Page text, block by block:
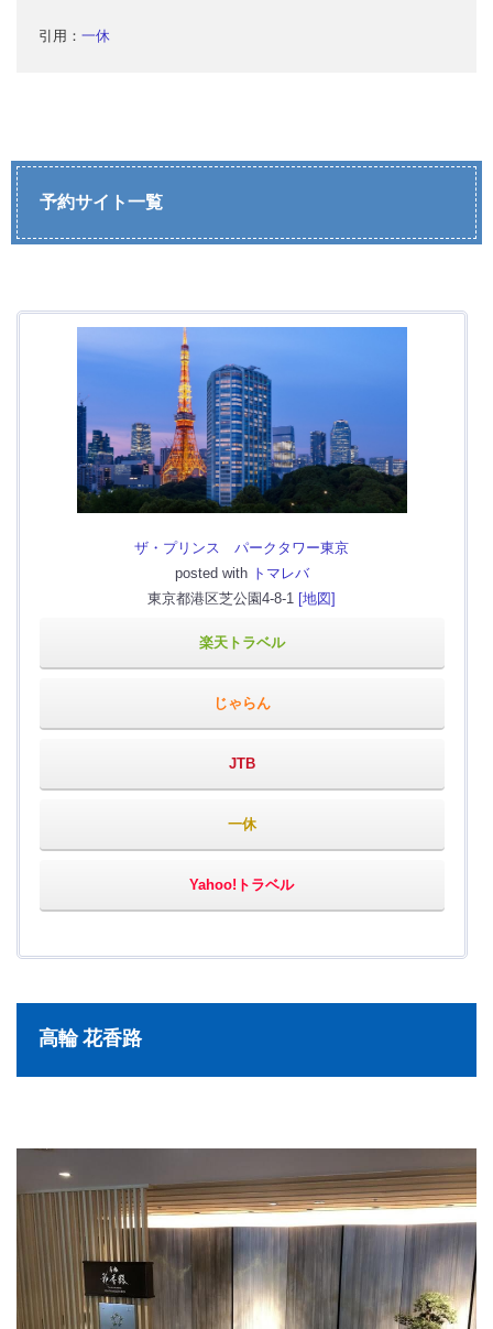
引用： 一休
予約サイト一覧
ザ・プリンス パークタワー東京
posted with トマレバ
東京都港区芝公園4-8-1 [地図]
楽天トラベル
じゃらん
JTB
一休
Yahoo!トラベル
高輪 花香路